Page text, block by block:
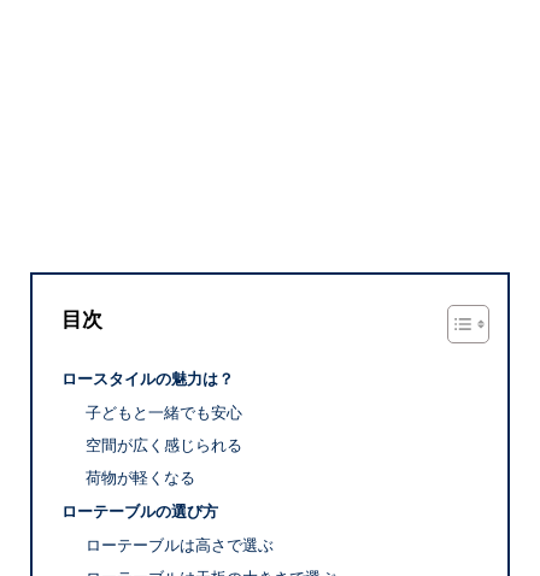
目次
ロースタイルの魅力は？
子どもと一緒でも安心
空間が広く感じられる
荷物が軽くなる
ローテーブルの選び方
ローテーブルは高さで選ぶ